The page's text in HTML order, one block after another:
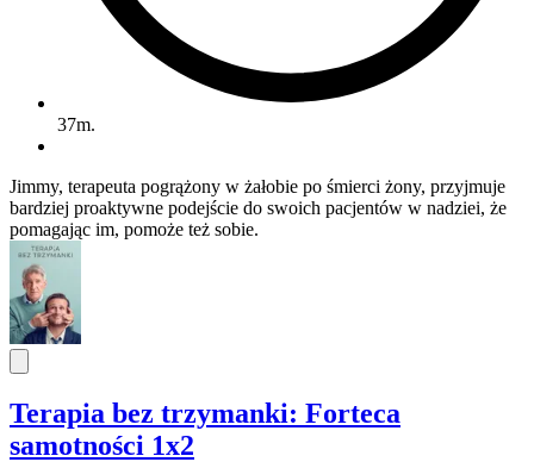
37m.
Jimmy, terapeuta pogrążony w żałobie po śmierci żony, przyjmuje
bardziej proaktywne podejście do swoich pacjentów w nadziei, że
pomagając im, pomoże też sobie.
Terapia bez trzymanki: Forteca
samotności 1x2